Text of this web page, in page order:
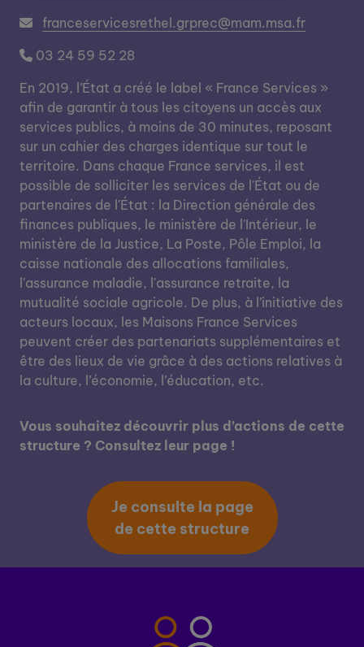
franceservicesrethel.grprec@mam.msa.fr
03 24 59 52 28
En 2019, l’État a créé le label « France Services »
afin de garantir à tous les citoyens un accès aux
services publics, à moins de 30 minutes, reposant
sur un cahier des charges identique sur tout le
territoire. Dans chaque France services, il est
possible de solliciter les services de l'État ou de
partenaires de l'État : la Direction générale des
finances publiques, le ministère de l'Intérieur, le
ministère de la Justice, La Poste, Pôle Emploi, la
caisse nationale des allocations familiales,
l'assurance maladie, l'assurance retraite, la
mutualité sociale agricole. De plus, à l’initiative des
acteurs locaux, les Maisons France Services
peuvent créer des partenariats supplémentaires et
être des lieux de vie grâce à des actions relatives à
la culture, l’économie, l’éducation, etc.
Vous souhaitez découvrir plus d’actions de cette
structure ? Consultez leur page !
Je consulte la page
de cette structure